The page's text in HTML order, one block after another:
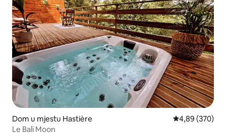
Dom u mjestu Hastière Prosječna
4,89 (370)
Le Bali Moon